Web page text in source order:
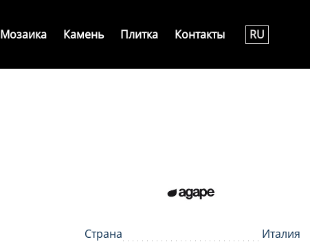
Мозаика Камень Плитка Контакты RU
Страна Италия